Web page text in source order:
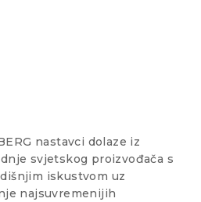
nastavci dolaze iz
svjetskog proizvođača s
iskustvom uz
najsuvremenijih